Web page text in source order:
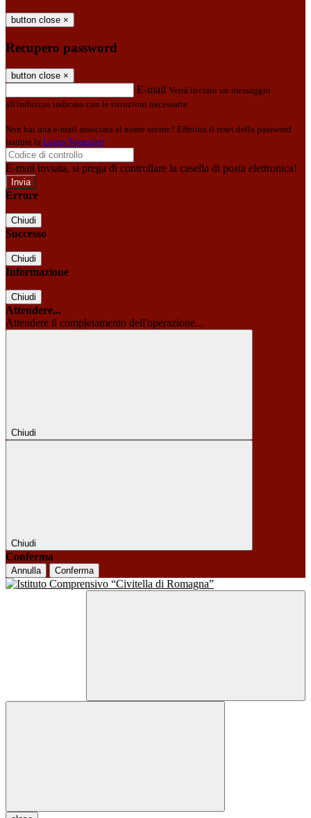
button close ×
Recupero password
button close ×
E-mail Verrà inviato un messaggio
all'indirizzo indicato con le istruzioni necessarie.
Non hai una e-mail associata al nome utente? Effettua il reset della password
tramite la Login Spaggiari
E-mail inviata, si prega di controllare la casella di posta elettronica!
Errore
Chiudi
Successo
Chiudi
Informazione
Chiudi
Attendere...
Attendere il completamento dell'operazione...
Chiudi
Chiudi
Conferma
Annulla Conferma